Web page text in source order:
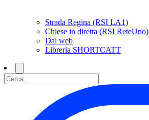
Strada Regina (RSI LA1)
Chiese in diretta (RSI ReteUno)
Dal web
Libreria SHORTCATT